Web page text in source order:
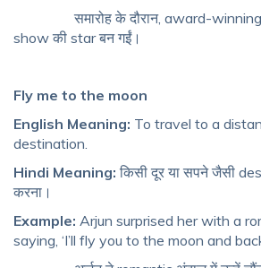
समारोह के दौरान, award-winning
show की star बन गईं।
Fly me to the moon
English Meaning: To travel to a
destination.
Hindi Meaning: किसी दूर या सपने जैसी
करना।
Example: Arjun surprised her with a
saying, ‘I’ll fly you to the moon and